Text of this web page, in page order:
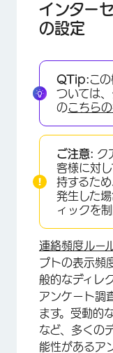
インター
の設定
QTip:こ
ついては
のこちら
ご注意: ク
客様に対
持するた
発生した
ィックを
連絡頻度ルー
プトの表示頻
般的なディレ
アンケート調
ます。受動的
など、多くの
能性があるア